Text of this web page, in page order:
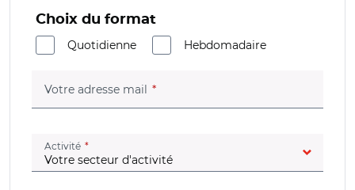
Choix du format
Quotidienne
Hebdomadaire
Votre adresse mail (champ obligatoire)
Activité (champ obligatoire)